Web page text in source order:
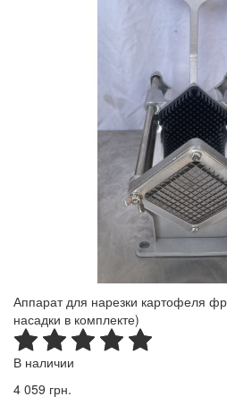
Аппарат для нарезки картофеля
насадки в комплекте)
В наличии
4 059 грн.